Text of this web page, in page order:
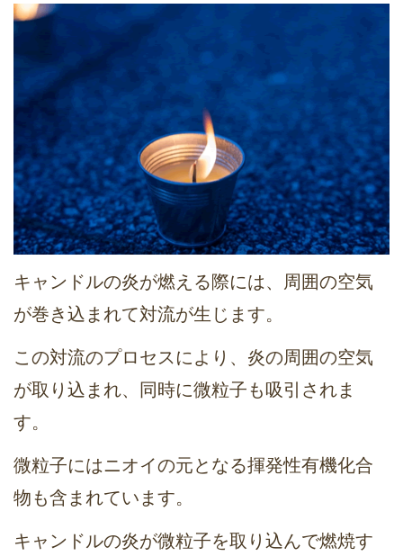
キャンドルの炎が燃える際には、周囲の空気
が巻き込まれて対流が生じます。
この対流のプロセスにより、炎の周囲の空気
が取り込まれ、同時に微粒子も吸引されま
す。
微粒子にはニオイの元となる揮発性有機化合
物も含まれています。
キャンドルの炎が微粒子を取り込んで燃焼す